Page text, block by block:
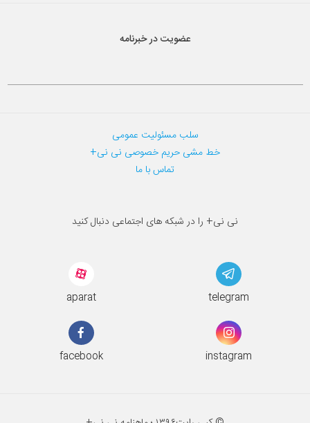
عضویت در خبرنامه
سلب مسئولیت عمومی
خط مشی حریم خصوصی نی نی+
تماس با ما
نی نی+ را در شبکه های اجتماعی دنبال کنید
aparat telegram
facebook instagram